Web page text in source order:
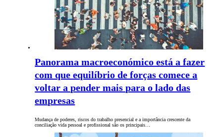
Panorama macroeconómico está a fazer
com que equilíbrio de forças comece a
voltar a pender mais para o lado das
empresas
Mudança de poderes, riscos do trabalho presencial e a importância crescente da
conciliação vida pessoal e profissional são os principais…